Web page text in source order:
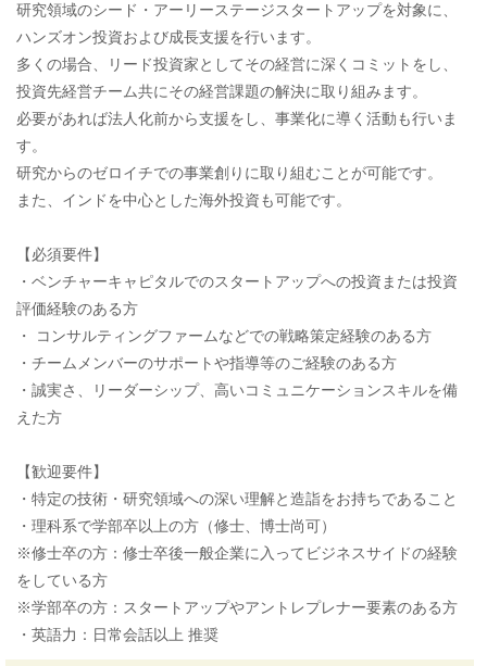
研究領域のシード・アーリーステージスタートアップを対象に、
ハンズオン投資および成長支援を行います。
多くの場合、リード投資家としてその経営に深くコミットをし、
投資先経営チーム共にその経営課題の解決に取り組みます。
必要があれば法人化前から支援をし、事業化に導く活動も行いま
す。
研究からのゼロイチでの事業創りに取り組むことが可能です。
また、インドを中心とした海外投資も可能です。
【必須要件】
・ベンチャーキャピタルでのスタートアップへの投資または投資
評価経験のある方
・ コンサルティングファームなどでの戦略策定経験のある方
・チームメンバーのサポートや指導等のご経験のある方
・誠実さ、リーダーシップ、高いコミュニケーションスキルを備
えた方
【歓迎要件】
・特定の技術・研究領域への深い理解と造詣をお持ちであること
・理科系で学部卒以上の方（修士、博士尚可）
※修士卒の方：修士卒後一般企業に入ってビジネスサイドの経験
をしている方
※学部卒の方：スタートアップやアントレプレナー要素のある方
・英語力：日常会話以上 推奨